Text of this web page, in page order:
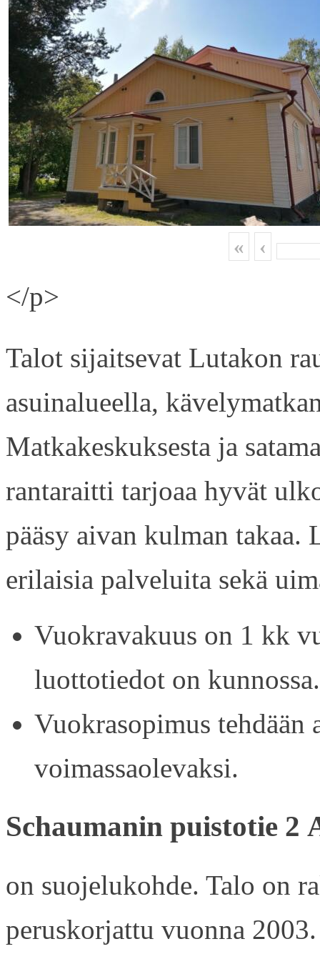
« ‹
</p>
Talot sijaitsevat Lutakon
asuinalueella,
Matkakeskuksesta ja
rantaraitti tarjoaa hyvät
pääsy aivan kulman
erilaisia palveluita sekä
Vuokravakuus on 1 kk
luottotiedot on kunnossa.
Vuokrasopimus tehdään
voimassaolevaksi.
Schaumanin puistotie 2
on suojelukohde. Talo on
peruskorjattu vuonna 2003.